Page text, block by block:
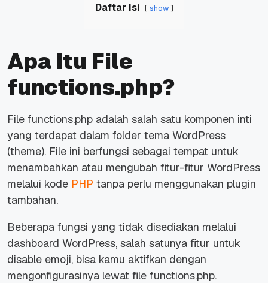
Daftar Isi show
Apa Itu File
functions.php?
File functions.php adalah salah satu komponen inti
yang terdapat dalam folder tema WordPress
(theme). File ini berfungsi sebagai tempat untuk
menambahkan atau mengubah fitur-fitur WordPress
melalui kode PHP tanpa perlu menggunakan plugin
tambahan.
Beberapa fungsi yang tidak disediakan melalui
dashboard WordPress, salah satunya fitur untuk
disable emoji, bisa kamu aktifkan dengan
mengonfigurasinya lewat file functions.php.